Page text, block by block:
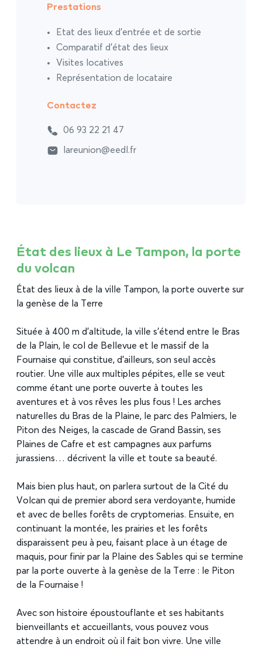
État des lieux à Le Tampon, la porte
du volcan
État des lieux à de la ville Tampon, la porte ouverte sur
la genèse de la Terre
Située à 400 m d’altitude, la ville s’étend entre le Bras
de la Plain, le col de Bellevue et le massif de la
Fournaise qui constitue, d’ailleurs, son seul accès
routier. Une ville aux multiples pépites, elle se veut
comme étant une porte ouverte à toutes les
aventures et à vos rêves les plus fous ! Les arches
naturelles du Bras de la Plaine, le parc des Palmiers, le
Piton des Neiges, la cascade de Grand Bassin, ses
Plaines de Cafre et est campagnes aux parfums
jurassiens… décrivent la ville et toute sa beauté.
Mais bien plus haut, on parlera surtout de la Cité du
Volcan qui de premier abord sera verdoyante, humide
et avec de belles forêts de cryptomerias. Ensuite, en
continuant la montée, les prairies et les forêts
disparaissent peu à peu, faisant place à un étage de
maquis, pour finir par la Plaine des Sables qui se termine
par la porte ouverte à la genèse de la Terre : le Piton
de la Fournaise !
Avec son histoire époustouflante et ses habitants
bienveillants et accueillants, vous pouvez vous
attendre à un endroit où il fait bon vivre. Une ville
Prestations
Etat des lieux d’entrée et de sortie
Comparatif d’état des lieux
Visites locatives
Représentation de locataire
Contactez
06 93 22 21 47
lareunion@eedl.fr